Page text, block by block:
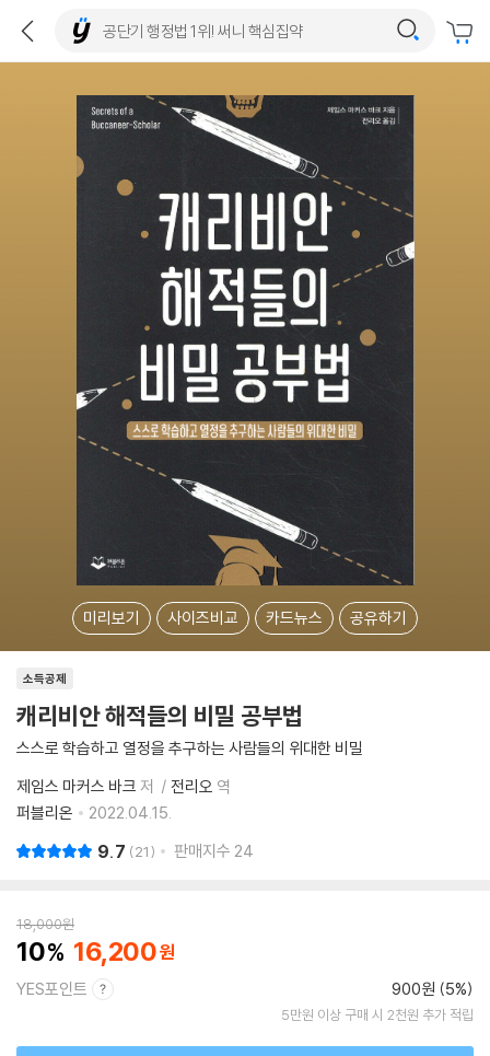
미리보기 사이즈비교 카드뉴스 공유하기
소득공제
캐리비안 해적들의 비밀 공부법
스스로 학습하고 열정을 추구하는 사람들의 위대한 비밀
제임스 마커스 바크 저 전리오 역
퍼블리온
2022.04.15.
9.7 21 판매지수 24
18,000원
10 16,200
YES포인트 900원 (5%)
5만원 이상 구매 시 2천원 추가 적립